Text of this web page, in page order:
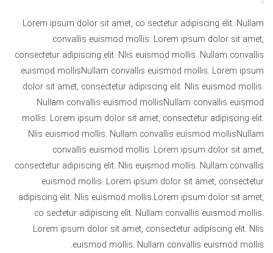
Lorem ipsum dolor sit amet, co sectetur adipiscing elit. Nullam
convallis euismod mollis. Lorem ipsum dolor sit amet,
consectetur adipiscing elit. Nlis euismod mollis. Nullam convallis
euismod mollisNullam convallis euismod mollis. Lorem ipsum
dolor sit amet, consectetur adipiscing elit. Nlis euismod mollis.
Nullam convallis euismod mollisNullam convallis euismod
mollis. Lorem ipsum dolor sit amet, consectetur adipiscing elit.
Nlis euismod mollis. Nullam convallis euismod mollisNullam
convallis euismod mollis. Lorem ipsum dolor sit amet,
consectetur adipiscing elit. Nlis euismod mollis. Nullam convallis
euismod mollis. Lorem ipsum dolor sit amet, consectetur
adipiscing elit. Nlis euismod mollis.Lorem ipsum dolor sit amet,
co sectetur adipiscing elit. Nullam convallis euismod mollis.
Lorem ipsum dolor sit amet, consectetur adipiscing elit. Nlis
euismod mollis. Nullam convallis euismod mollis.